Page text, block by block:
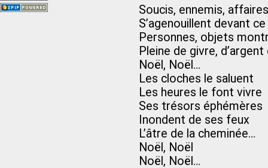
Soucis, ennemis, affaires
S’agenouillent devant
Personnes, objets
Pleine de givre, d’argent
Noël, Noël…
Les cloches le saluent
Les heures le font vivre
Ses trésors éphémères
Inondent de ses feux
L’âtre de la cheminée…
Noël, Noël
Noël, Noël…
(401 - Invalid API key. Please see
https://openweathermap.org/faq#error401